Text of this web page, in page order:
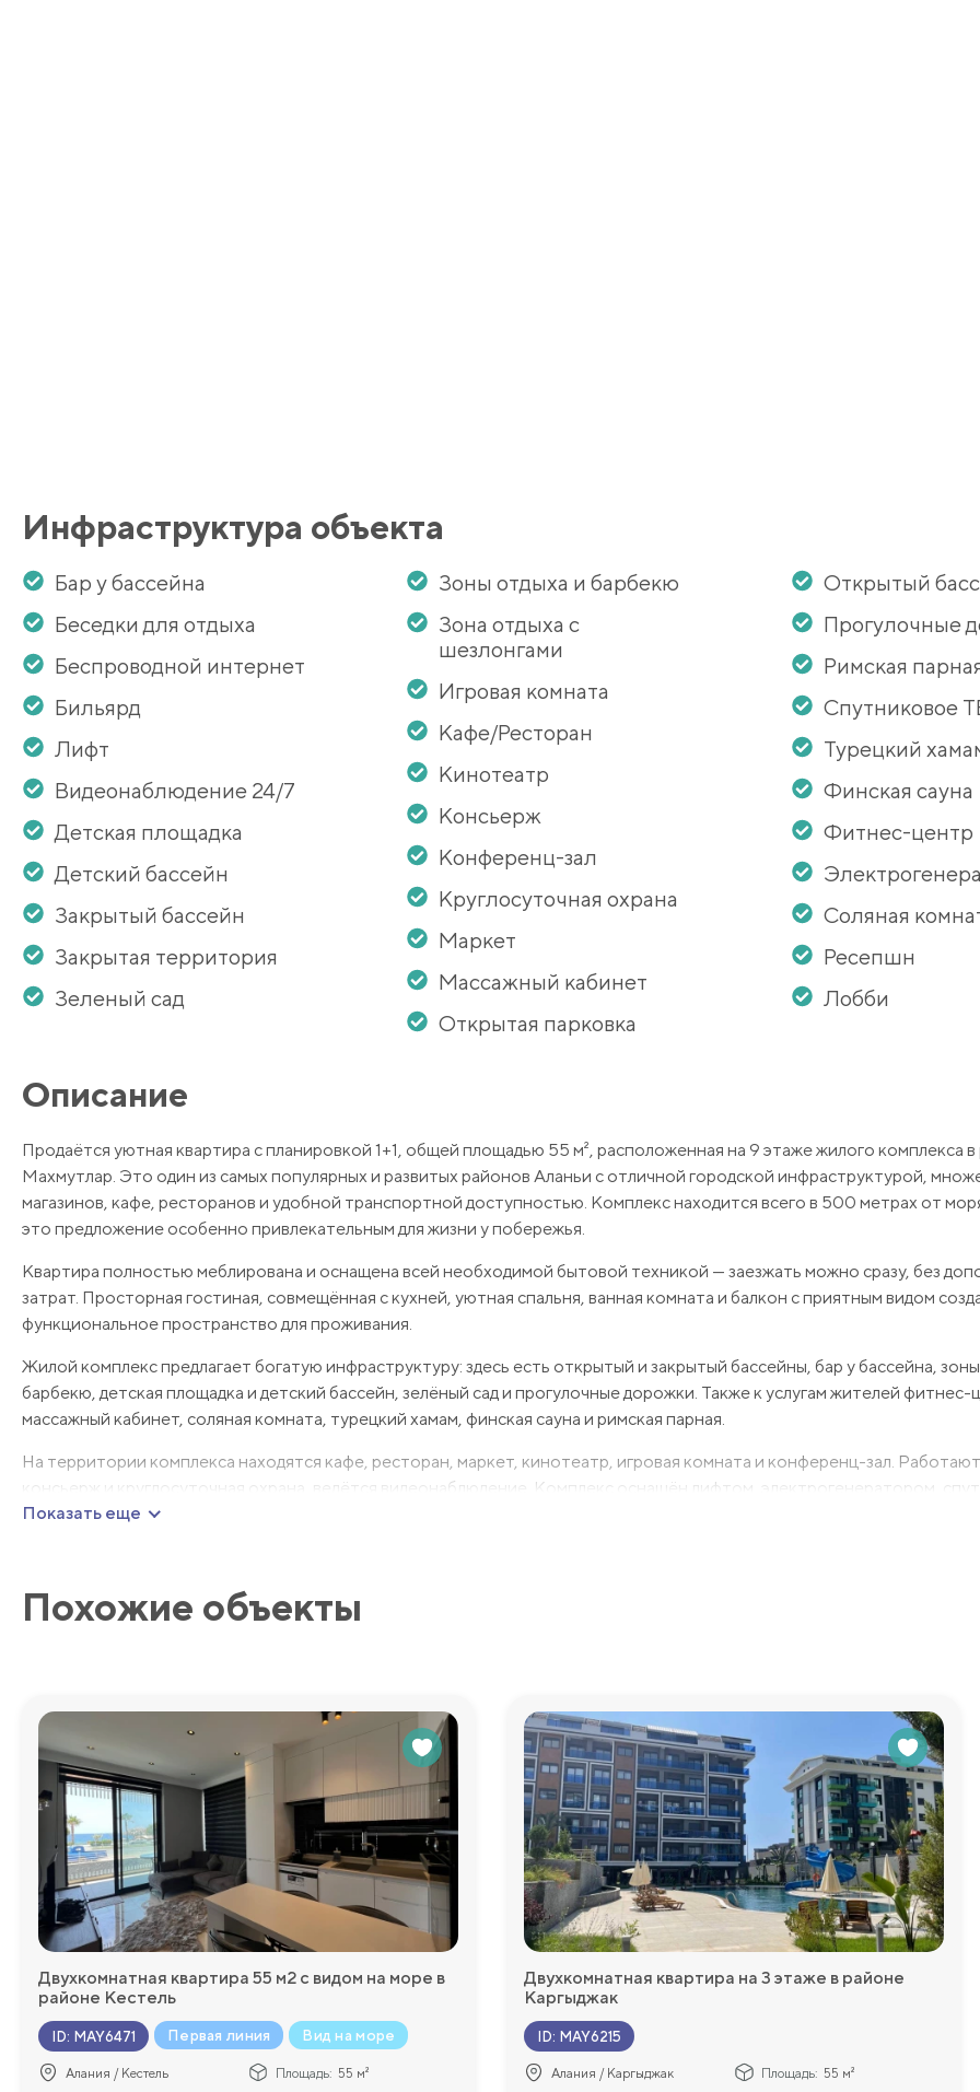
Инфраструктура объекта
Бар у бассейна
Беседки для отдыха
Беспроводной интернет
Бильярд
Лифт
Видеонаблюдение 24/7
Детская площадка
Детский бассейн
Закрытый бассейн
Закрытая территория
Зеленый сад
Зоны отдыха и барбекю
Зона отдыха с
шезлонгами
Игровая комната
Кафе/Ресторан
Кинотеатр
Консьерж
Конференц-зал
Круглосуточная охрана
Маркет
Массажный кабинет
Открытая парковка
Открытый
Прогулочные
Римская
Спутниковое
Турецкий
Финская сауна
Фитнес-центр
Соляная
Ресепшн
Лобби
Описание
Продаётся уютная квартира с планировкой 1+1, общей площадью 55 м², расположенная на 9 этаже жилого комплекса
Махмутлар. Это один из самых популярных и развитых районов Аланьи с отличной городской инфраструктурой,
магазинов, кафе, ресторанов и удобной транспортной доступностью. Комплекс находится всего в 500 метрах от
это предложение особенно привлекательным для жизни у побережья.
Квартира полностью меблирована и оснащена всей необходимой бытовой техникой — заезжать можно сразу, без
затрат. Просторная гостиная, совмещённая с кухней, уютная спальня, ванная комната и балкон с приятным видом
функциональное пространство для проживания.
Жилой комплекс предлагает богатую инфраструктуру: здесь есть открытый и закрытый бассейны, бар у бассейна,
барбекю, детская площадка и детский бассейн, зелёный сад и прогулочные дорожки. Также к услугам жителей фитнес-
массажный кабинет, соляная комната, турецкий хамам, финская сауна и римская парная.
На территории комплекса находятся кафе, ресторан, маркет, кинотеатр, игровая комната и конференц-зал.
консьерж и круглосуточная охрана, ведётся видеонаблюдение. Комплекс оснащён лифтом, электрогенератором,
телевидением и беспроводным интернетом. Для владельцев авто предусмотрена открытая парковка. Территория
Мы будем рады ответить на любые дополнительные вопросы, которые у Вас возникнут и с удовольствием
Показать еще
Похожие объекты
Двухкомнатная квартира 55 м2 с видом на море в
районе Кестель
ID: MAY6471 Первая линия Вид на море
Алания / Кестель Площадь: 55 м²
Двухкомнатная квартира на 3 этаже в районе
Каргыджак
ID: MAY6215
Алания / Каргыджак Площадь: 55 м²